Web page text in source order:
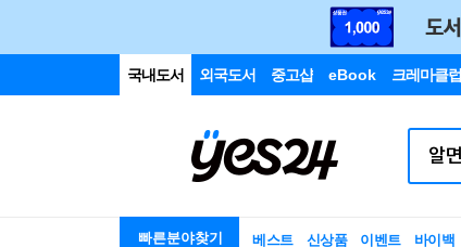
국내도서 외국도서 중고샵 eBook 크레마클럽
빠른분야찾기 베스트 신상품 이벤트 바이백